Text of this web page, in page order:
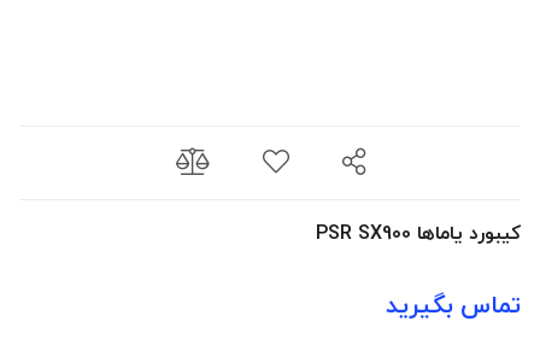
کیبورد یاماها PSR SX900
تماس بگیرید